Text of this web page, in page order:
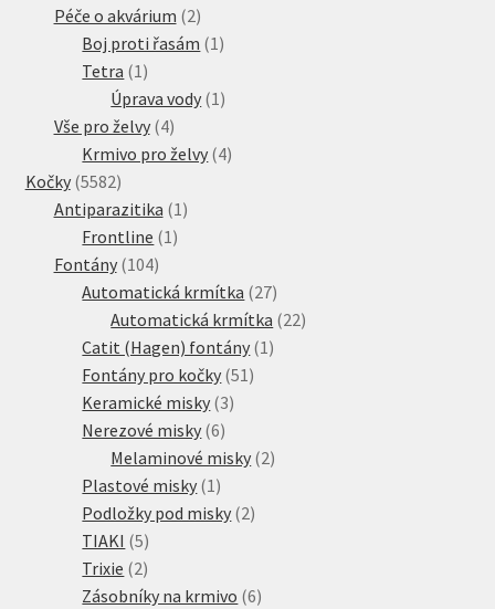
produktů
Péče o akvárium 22
produkty
Boj proti řasám 1 1
Tetra 1 1
produkt
Úprava vody 1 1
Vše pro želvy 44
produkty
Krmivo pro želvy 44
Kočky 55825582
produktů
Antiparazitika 1 1
Frontline 1 1
Fontány 104104
produktů
Automatická krmítka 2727
produktů
Automatická krmítka 2222
Catit (Hagen) fontány 1 1
Fontány pro kočky 51 51
Keramické misky 33
Nerezové misky 66
produktů
Melaminové misky 22
Plastové misky 1 1
produkt
Podložky pod misky 22
TIAKI 55
produktů
Trixie 22
produkty
Zásobníky na krmivo 66